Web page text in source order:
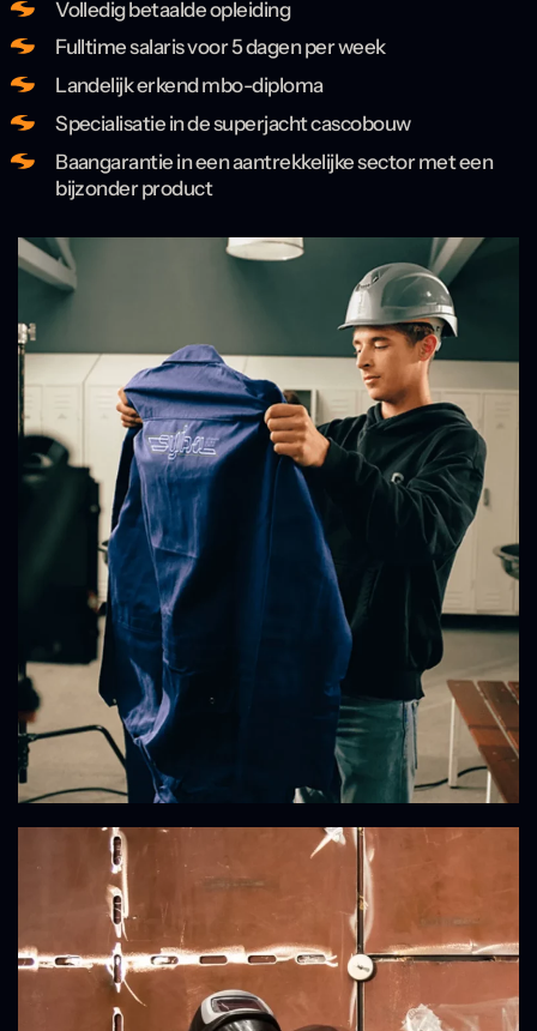
Volledig betaalde opleiding
Fulltime salaris voor 5 dagen per week
Landelijk erkend mbo-diploma
Specialisatie in de superjacht cascobouw
Baangarantie in een aantrekkelijke sector met een
bijzonder product